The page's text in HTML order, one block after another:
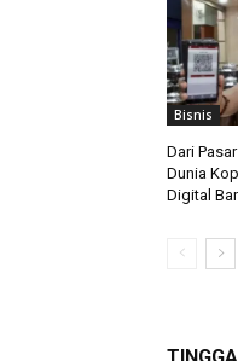
Bisnis
Dari
Dunia
Digital